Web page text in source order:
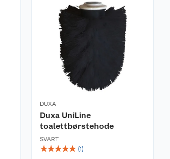
DUXA
Duxa UniLine
toalettbørstehode
SVART
☆☆☆☆☆ (1)